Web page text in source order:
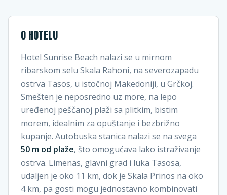
O HOTELU
Hotel Sunrise Beach nalazi se u mirnom
ribarskom selu Skala Rahoni, na severozapadu
ostrva Tasos, u istočnoj Makedoniji, u Grčkoj.
Smešten je neposredno uz more, na lepo
uređenoj peščanoj plaži sa plitkim, bistim
morem, idealnim za opuštanje i bezbrižno
kupanje. Autobuska stanica nalazi se na svega
50 m od plaže, što omogućava lako istraživanje
ostrva. Limenas, glavni grad i luka Tasosa,
udaljen je oko 11 km, dok je Skala Prinos na oko
4 km, pa gosti mogu jednostavno kombinovati